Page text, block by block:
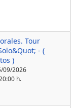
Tour
- (
)
09/2026
h.